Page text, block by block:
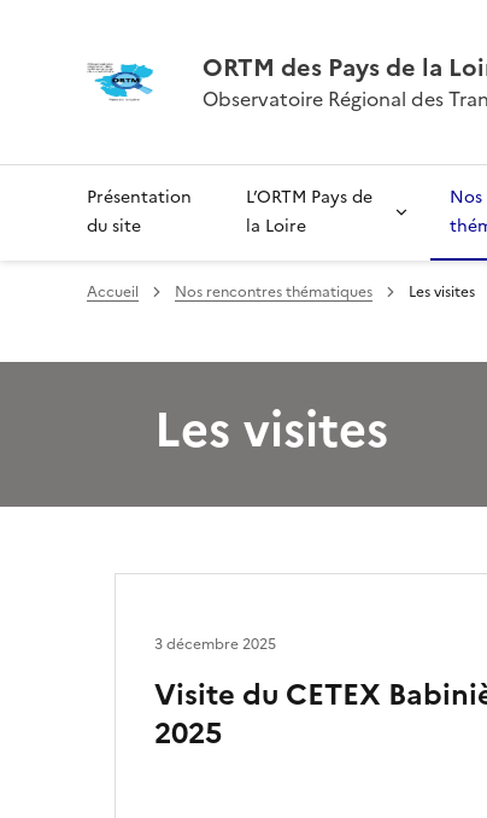
ORTM des Pays de la
Observatoire Régional des
Présentation
du site
L’ORTM Pays de
la Loire
Accueil Nos rencontres thématiques Les visites
Les visites
Visite du CETEX
2025
3 décembre 2025